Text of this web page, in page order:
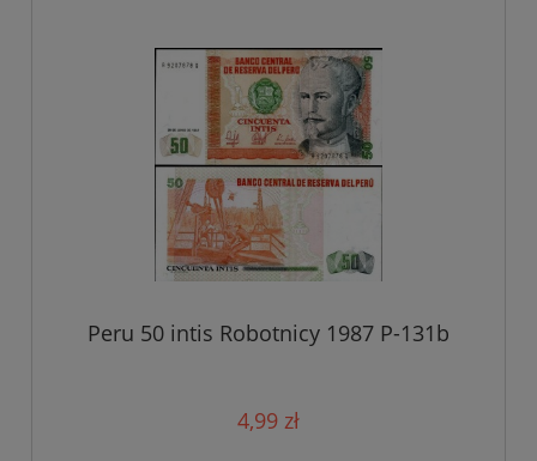
Peru 50 intis Robotnicy 1987 P-131b
4,99 zł